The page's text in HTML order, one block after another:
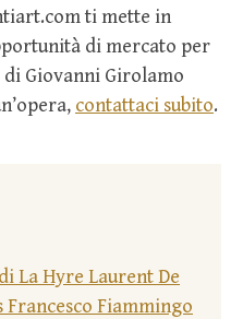
ti mette in
di mercato per
Giovanni Girolamo
contattaci subito.
La Hyre Laurent De
Francesco Fiammingo